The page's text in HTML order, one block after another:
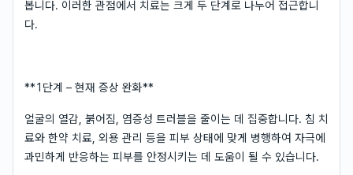
봅니다. 이러한 관점에서 치료는 크게 두 단계로 나누어 접근합니
다.
**1단계 – 현재 증상 완화**
얼굴의 열감, 붉어짐, 염증성 트러블을 줄이는 데 집중합니다. 침 치
료와 한약 치료, 외용 관리 등을 피부 상태에 맞게 병행하여 자극에
과민하게 반응하는 피부를 안정시키는 데 도움이 될 수 있습니다.